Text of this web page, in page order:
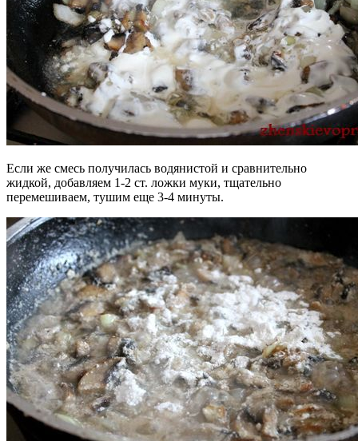
Если же смесь получилась водянистой и сравнительно
жидкой, добавляем 1-2 ст. ложки муки, тщательно
перемешиваем, тушим еще 3-4 минуты.